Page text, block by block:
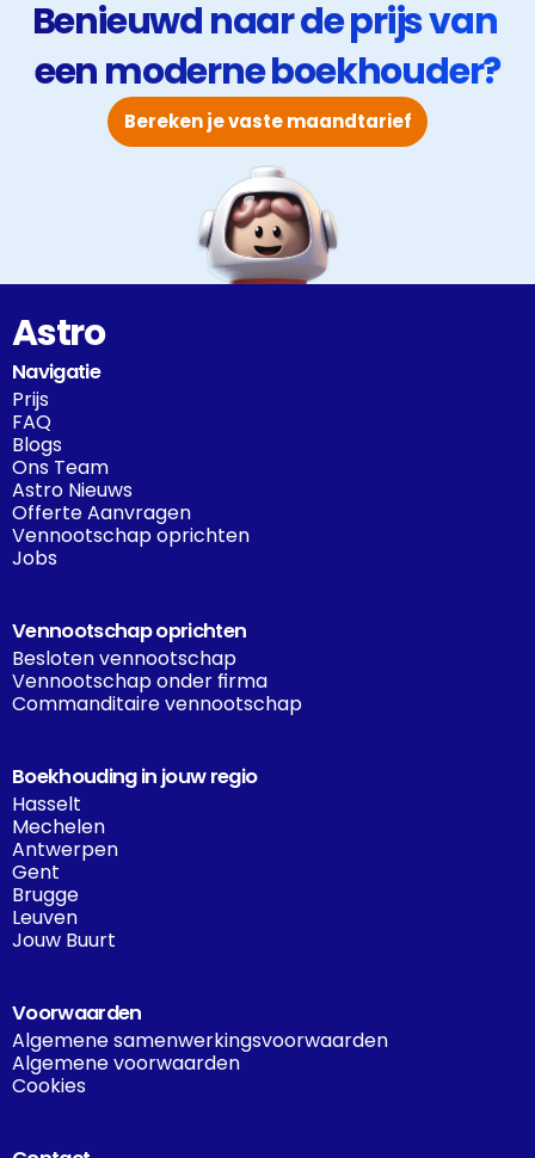
Benieuwd naar de prijs van
een moderne boekhouder?
Bereken je vaste maandtarief
Astro
Navigatie
Prijs
FAQ
Blogs
Ons Team
Astro Nieuws
Offerte Aanvragen
Vennootschap oprichten
Jobs
Vennootschap oprichten
Besloten vennootschap
Vennootschap onder firma
Commanditaire vennootschap
Boekhouding in jouw regio
Hasselt
Mechelen
Antwerpen
Gent
Brugge
Leuven
Jouw Buurt
Voorwaarden
Algemene samenwerkingsvoorwaarden
Algemene voorwaarden
Cookies